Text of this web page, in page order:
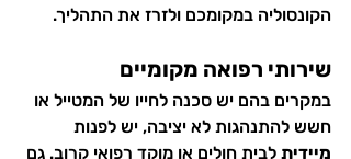
הקונסוליה במקומכם ולזרז את התהליך.
שירותי רפואה מקומיים
במקרים בהם יש סכנה לחייו של המטייל או
חשש להתנהגות לא יציבה, יש לפנות
מיידית לבית חולים או מוקד רפואי קרוב. גם